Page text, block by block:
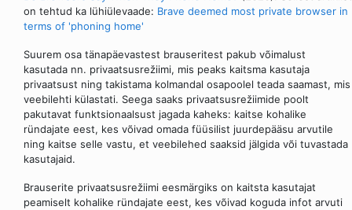
on tehtud ka lühiülevaade: Brave deemed most private browser in
terms of 'phoning home'
Suurem osa tänapäevastest brauseritest pakub võimalust
kasutada nn. privaatsusrežiimi, mis peaks kaitsma kasutaja
privaatsust ning takistama kolmandal osapoolel teada saamast, mis
veebilehti külastati. Seega saaks privaatsusrežiimide poolt
pakutavat funktsionaalsust jagada kaheks: kaitse kohalike
ründajate eest, kes võivad omada füüsilist juurdepääsu arvutile
ning kaitse selle vastu, et veebilehed saaksid jälgida või tuvastada
kasutajaid.
Brauserite privaatsusrežiimi eesmärgiks on kaitsta kasutajat
peamiselt kohalike ründajate eest, kes võivad koguda infot arvuti